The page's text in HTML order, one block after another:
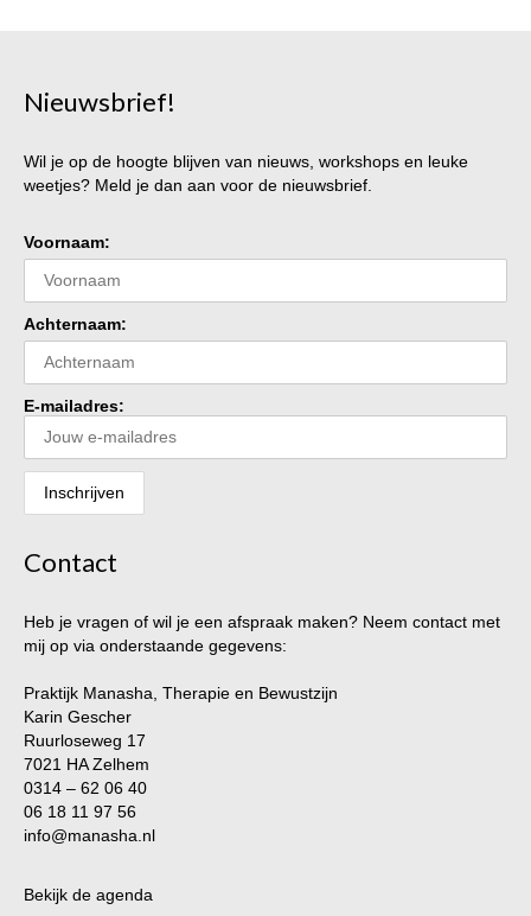
Nieuwsbrief!
Wil je op de hoogte blijven van nieuws, workshops en leuke
weetjes? Meld je dan aan voor de nieuwsbrief.
Voornaam:
Achternaam:
E-mailadres:
Contact
Heb je vragen of wil je een afspraak maken? Neem contact met
mij op via onderstaande gegevens:
Praktijk Manasha, Therapie en Bewustzijn
Karin Gescher
Ruurloseweg 17
7021 HA Zelhem
0314 – 62 06 40
06 18 11 97 56
info@manasha.nl
Bekijk de agenda